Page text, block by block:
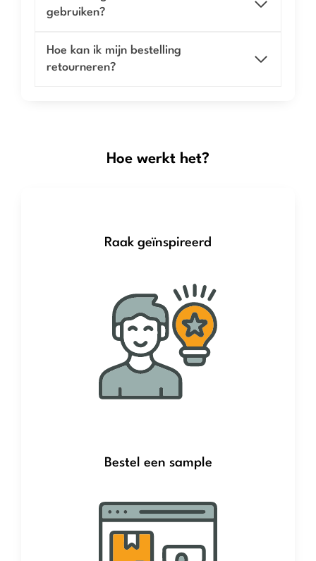
gebruiken?
Hoe kan ik mijn bestelling
retourneren?
Hoe werkt het?
Raak geïnspireerd
Bestel een sample